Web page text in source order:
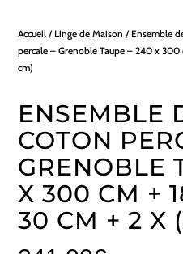
Accueil / Linge de Maison / Ensemble
percale – Grenoble Taupe – 240 x
cm)
ENSEMBLE
COTON
GRENOBLE
X 300 CM +
30 CM + 2 X